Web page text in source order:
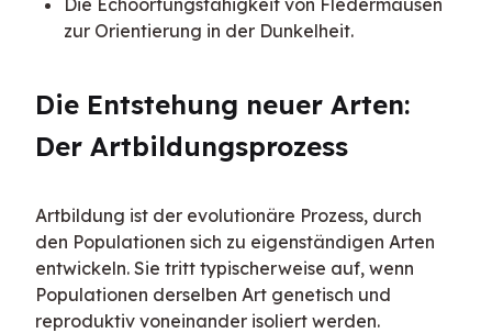
Die Echoortungsfähigkeit von Fledermäusen
zur Orientierung in der Dunkelheit.
Die Entstehung neuer Arten:
Der Artbildungsprozess
Artbildung ist der evolutionäre Prozess, durch
den Populationen sich zu eigenständigen Arten
entwickeln. Sie tritt typischerweise auf, wenn
Populationen derselben Art genetisch und
reproduktiv voneinander isoliert werden.